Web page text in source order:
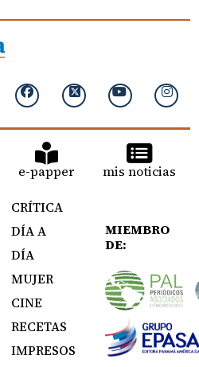
e-papper mis noticias
CRÍTICA
DÍA A
DÍA
MUJER
CINE
RECETAS
IMPRESOS
MIEMBRO
DE: